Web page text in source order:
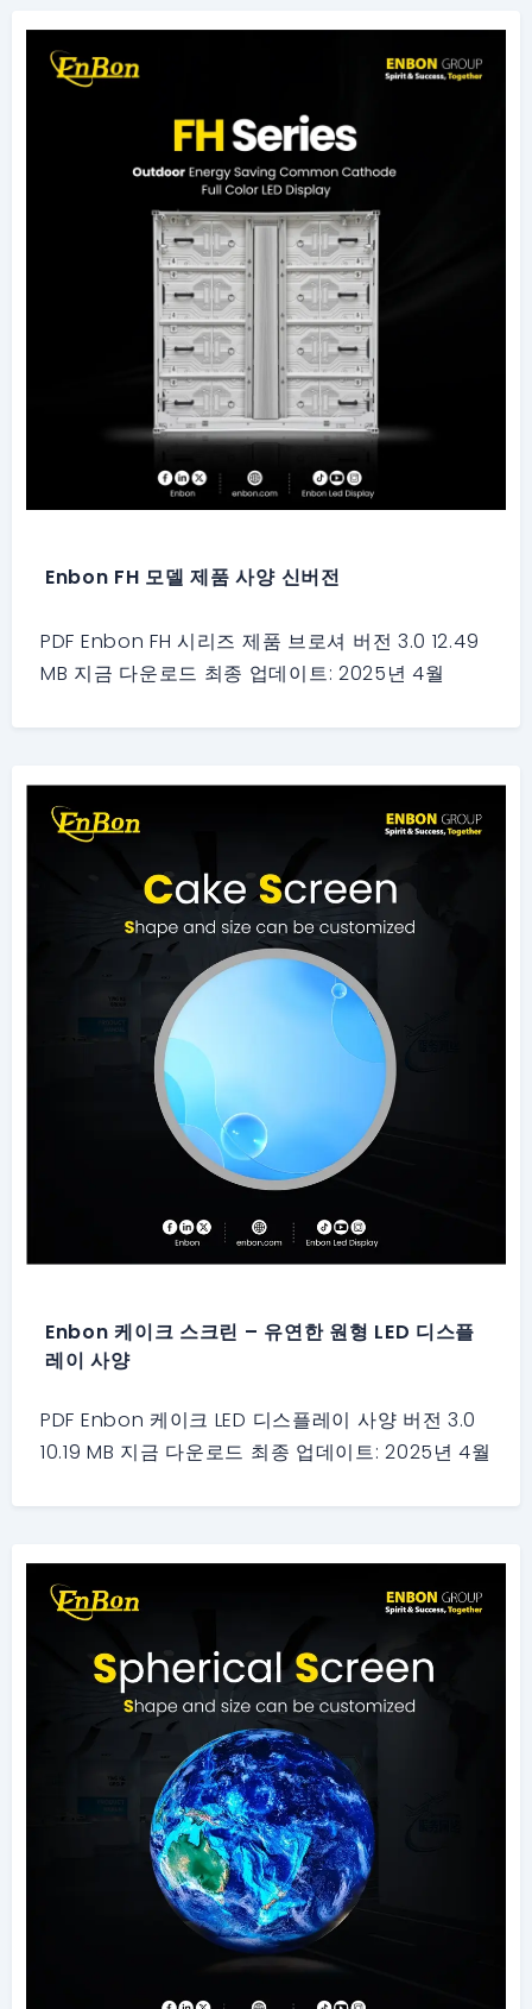
Enbon FH 모델 제품 사양 신버전
PDF Enbon FH 시리즈 제품 브로셔 버전 3.0 12.49
MB 지금 다운로드 최종 업데이트: 2025년 4월
Enbon 케이크 스크린 – 유연한 원형 LED 디스플
레이 사양
PDF Enbon 케이크 LED 디스플레이 사양 버전 3.0
10.19 MB 지금 다운로드 최종 업데이트: 2025년 4월